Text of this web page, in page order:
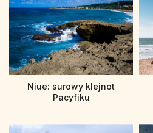
Niue: surowy klejnot
Pacyfiku